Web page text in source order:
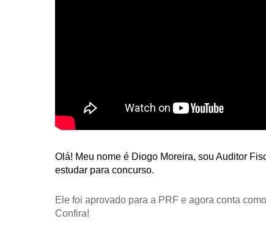
Olá! Meu nome é Diogo Moreira, sou Auditor
estudar para concurso.
Ele foi aprovado para a PRF e agora conta
Confira!